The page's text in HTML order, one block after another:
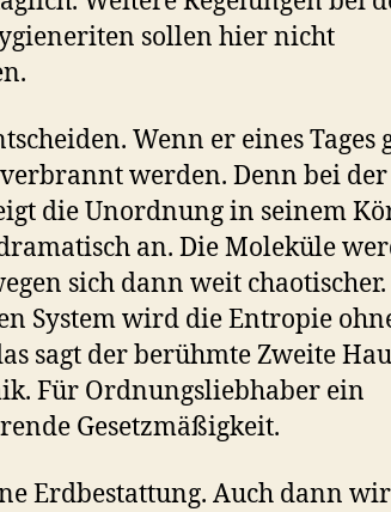
sollen hier nicht
Wenn er eines Tages
werden. Denn bei der
die Unordnung in seinem
an. Die Moleküle
sich dann weit
System wird die Entropie
sagt der berühmte Zweite
Für Ordnungsliebhaber ein
Gesetzmäßigkeit.
Erdbestattung. Auch dann